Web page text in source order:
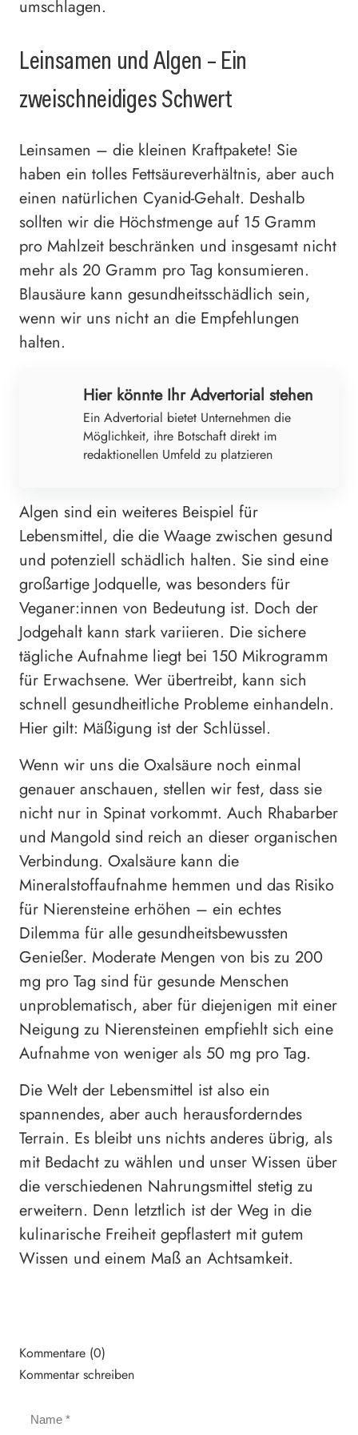
umschlagen.
Leinsamen und Algen – Ein
zweischneidiges Schwert
Leinsamen – die kleinen Kraftpakete! Sie
haben ein tolles Fettsäureverhältnis, aber auch
einen natürlichen Cyanid-Gehalt. Deshalb
sollten wir die Höchstmenge auf 15 Gramm
pro Mahlzeit beschränken und insgesamt nicht
mehr als 20 Gramm pro Tag konsumieren.
Blausäure kann gesundheitsschädlich sein,
wenn wir uns nicht an die Empfehlungen
halten.
Hier könnte Ihr Advertorial stehen
Ein Advertorial bietet Unternehmen die
Möglichkeit, ihre Botschaft direkt im
redaktionellen Umfeld zu platzieren
Algen sind ein weiteres Beispiel für
Lebensmittel, die die Waage zwischen gesund
und potenziell schädlich halten. Sie sind eine
großartige Jodquelle, was besonders für
Veganer:innen von Bedeutung ist. Doch der
Jodgehalt kann stark variieren. Die sichere
tägliche Aufnahme liegt bei 150 Mikrogramm
für Erwachsene. Wer übertreibt, kann sich
schnell gesundheitliche Probleme einhandeln.
Hier gilt: Mäßigung ist der Schlüssel.
Wenn wir uns die Oxalsäure noch einmal
genauer anschauen, stellen wir fest, dass sie
nicht nur in Spinat vorkommt. Auch Rhabarber
und Mangold sind reich an dieser organischen
Verbindung. Oxalsäure kann die
Mineralstoffaufnahme hemmen und das Risiko
für Nierensteine erhöhen – ein echtes
Dilemma für alle gesundheitsbewussten
Genießer. Moderate Mengen von bis zu 200
mg pro Tag sind für gesunde Menschen
unproblematisch, aber für diejenigen mit einer
Neigung zu Nierensteinen empfiehlt sich eine
Aufnahme von weniger als 50 mg pro Tag.
Die Welt der Lebensmittel ist also ein
spannendes, aber auch herausforderndes
Terrain. Es bleibt uns nichts anderes übrig, als
mit Bedacht zu wählen und unser Wissen über
die verschiedenen Nahrungsmittel stetig zu
erweitern. Denn letztlich ist der Weg in die
kulinarische Freiheit gepflastert mit gutem
Wissen und einem Maß an Achtsamkeit.
Kommentare (0)
Kommentar schreiben